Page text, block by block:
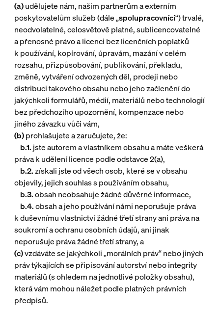
(a)udělujete nám, našim partnerům a externím
poskytovatelům služeb (dále „spolupracovníci“) trvalé,
neodvolatelné, celosvětově platné, sublicencovatelné
a přenosné právo a licenci bez licenčních poplatků
k používání, kopírování, úpravám, mazání v celém
rozsahu, přizpůsobování, publikování, překladu,
změně, vytváření odvozených děl, prodeji nebo
distribuci takového obsahu nebo jeho začlenění do
jakýchkoli formulářů, médií, materiálů nebo technologií
bez předchozího upozornění, kompenzace nebo
jiného závazku vůči vám,
(b)prohlašujete a zaručujete, že:
b.1. jste autorem a vlastníkem obsahu a máte veškerá
práva k udělení licence podle odstavce 2(a),
b.2.získali jste od všech osob, které se v obsahu
objevily, jejich souhlas s používáním obsahu,
b.3.obsah neobsahuje žádné důvěrné informace,
b.4.obsah a jeho používání námi neporušuje práva
k duševnímu vlastnictví žádné třetí strany ani práva na
soukromí a ochranu osobních údajů, ani jinak
neporušuje práva žádné třetí strany, a
(c)vzdáváte se jakýchkoli „morálních práv“ nebo jiných
práv týkajících se připisování autorství nebo integrity
materiálů (s ohledem na jednotlivé položky obsahu),
která vám mohou náležet podle platných právních
předpisů.